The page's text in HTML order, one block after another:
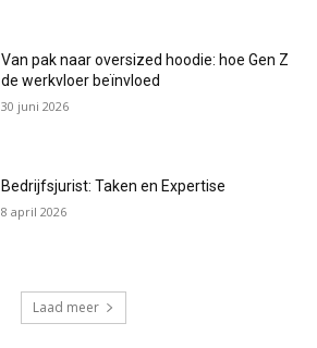
Van pak naar oversized hoodie: hoe Gen Z
de werkvloer beïnvloed
30 juni 2026
Bedrijfsjurist: Taken en Expertise
8 april 2026
Laad meer